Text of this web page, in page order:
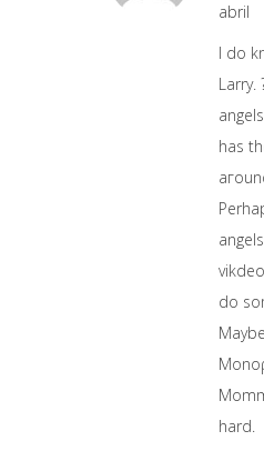
abril
І do
Larry.
has
do
hard.